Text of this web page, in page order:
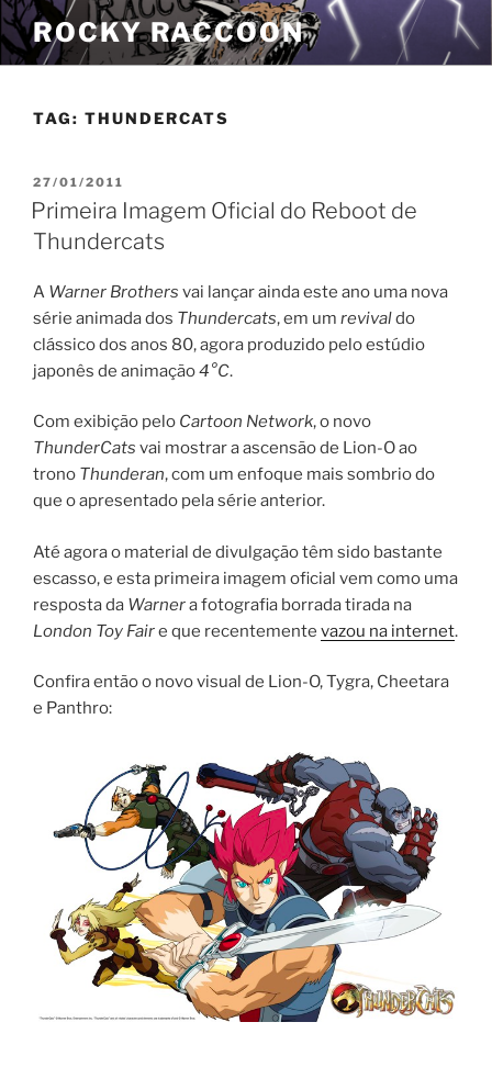
Pular
para
o
ROCKY RACCOON
TAG: THUNDERCATS
PUBLICADO
EM
27/01/2011
Primeira Imagem Oficial do Reboot de
Thundercats
A Warner Brothers vai lançar ainda este ano uma nova
série animada dos Thundercats, em um revivaldo
clássico dos anos 80, agora produzido pelo estúdio
japonês de animação4°C.
Com exibição pelo Cartoon Network, o novo
ThunderCats vai mostrar a ascensão de Lion-O ao
trono Thunderan, com um enfoque mais sombrio do
que o apresentado pela série anterior.
Até agora o material de divulgação têm sido bastante
escasso, e esta primeira imagem oficial vem como uma
resposta da Warnera fotografia borrada tirada na
London Toy Faire que recentemente vazou na internet.
Confira então o novo visual de Lion-O, Tygra, Cheetara
e Panthro: